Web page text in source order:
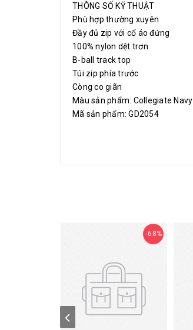
THÔNG SỐ KỸ THUẬT
Phù hợp thường xuyên
Đầy đủ zip với cổ áo đứng
100% nylon dệt trơn
B-ball track top
Túi zip phía trước
Còng co giãn
Màu sản phẩm: Collegiate
Mã sản phẩm: GD2054
68%